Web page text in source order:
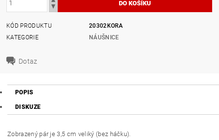
KÓD PRODUKTU
20302KORA
KATEGORIE
NÁUŠNICE
Dotaz
POPIS
DISKUZE
Zobrazený pár je 3,5 cm veliký (bez háčku).